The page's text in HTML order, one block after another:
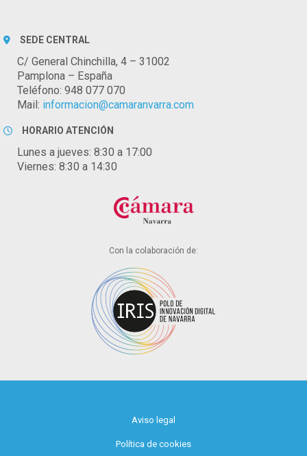
SEDE CENTRAL
C/ General Chinchilla, 4 – 31002
Pamplona – España
Teléfono: 948 077 070
Mail: informacion@camaranvarra.com
HORARIO ATENCIÓN
Lunes a jueves: 8:30 a 17:00
Viernes: 8:30 a 14:30
Con la colaboración de:
Aviso legal
Política de cookies